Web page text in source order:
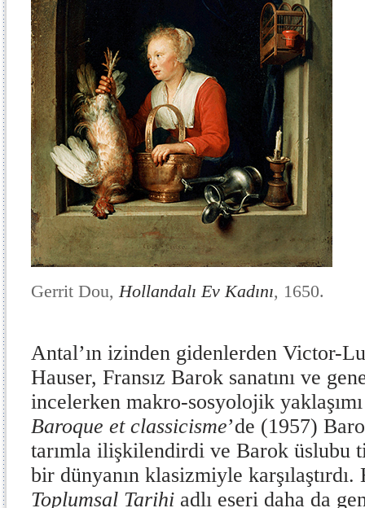
Gerrit Dou,Hollandalı Ev Kadını, 1650.
Antal’ın izinden gidenlerden Victor-
Hauser, Fransız Barok sanatını ve
incelerken makro-sosyolojik
Baroque et classicisme’de (1957)
tarımla ilişkilendirdi ve Barok üslubu
bir dünyanın klasizmiyle
Toplumsal Tarihi adlı eseri daha da